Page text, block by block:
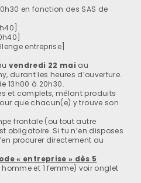
en fonction des SAS de
entreprise]
vendredi 22 mai au
durant les heures d’ouverture.
13h00 à 20h30.
et complets, mêlant produits
que chacun(e) y trouve son
frontale (ou tout autre
obligatoire. Si tu n’en disposes
procurer directement au
« entreprise » dès 5
et 1 femme) voir onglet